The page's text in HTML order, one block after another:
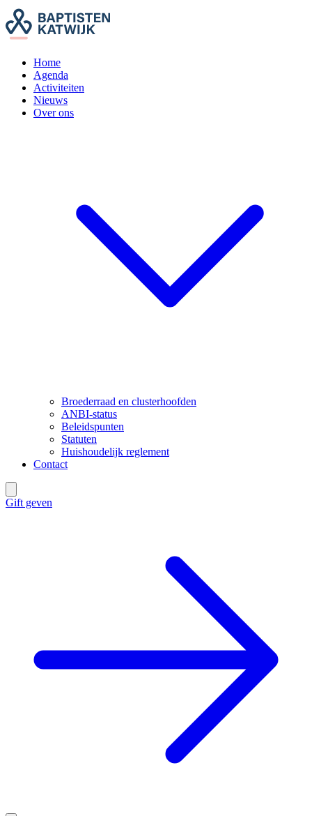
Home
Agenda
Activiteiten
Nieuws
Over ons
Broederraad en clusterhoofden
ANBI-status
Beleidspunten
Statuten
Huishoudelijk reglement
Contact
Gift geven